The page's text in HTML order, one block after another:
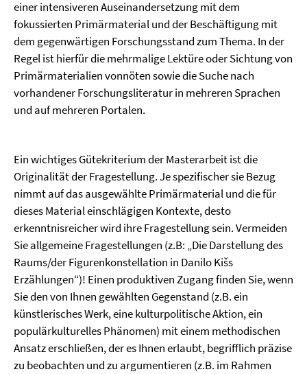
einer intensiveren Auseinandersetzung mit dem
fokussierten Primärmaterial und der Beschäftigung mit
dem gegenwärtigen Forschungsstand zum Thema. In der
Regel ist hierfür die mehrmalige Lektüre oder Sichtung von
Primärmaterialien vonnöten sowie die Suche nach
vorhandener Forschungsliteratur in mehreren Sprachen
und auf mehreren Portalen.
Ein wichtiges Gütekriterium der Masterarbeit ist die
Originalität der Fragestellung. Je spezifischer sie Bezug
nimmt auf das ausgewählte Primärmaterial und die für
dieses Material einschlägigen Kontexte, desto
erkenntnisreicher wird ihre Fragestellung sein. Vermeiden
Sie allgemeine Fragestellungen (z.B: „Die Darstellung des
Raums/der Figurenkonstellation in Danilo Kišs
Erzählungen“)! Einen produktiven Zugang finden Sie, wenn
Sie den von Ihnen gewählten Gegenstand (z.B. ein
künstlerisches Werk, eine kulturpolitische Aktion, ein
populärkulturelles Phänomen) mit einem methodischen
Ansatz erschließen, der es Ihnen erlaubt, begrifflich präzise
zu beobachten und zu argumentieren (z.B. im Rahmen